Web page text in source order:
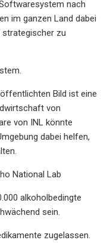
nach
im ganzen Land dabei
strategischer zu
Bild ist eine
von
von INL könnte
dabei helfen,
National Lab
alkoholbedingte
sein.
zugelassen.